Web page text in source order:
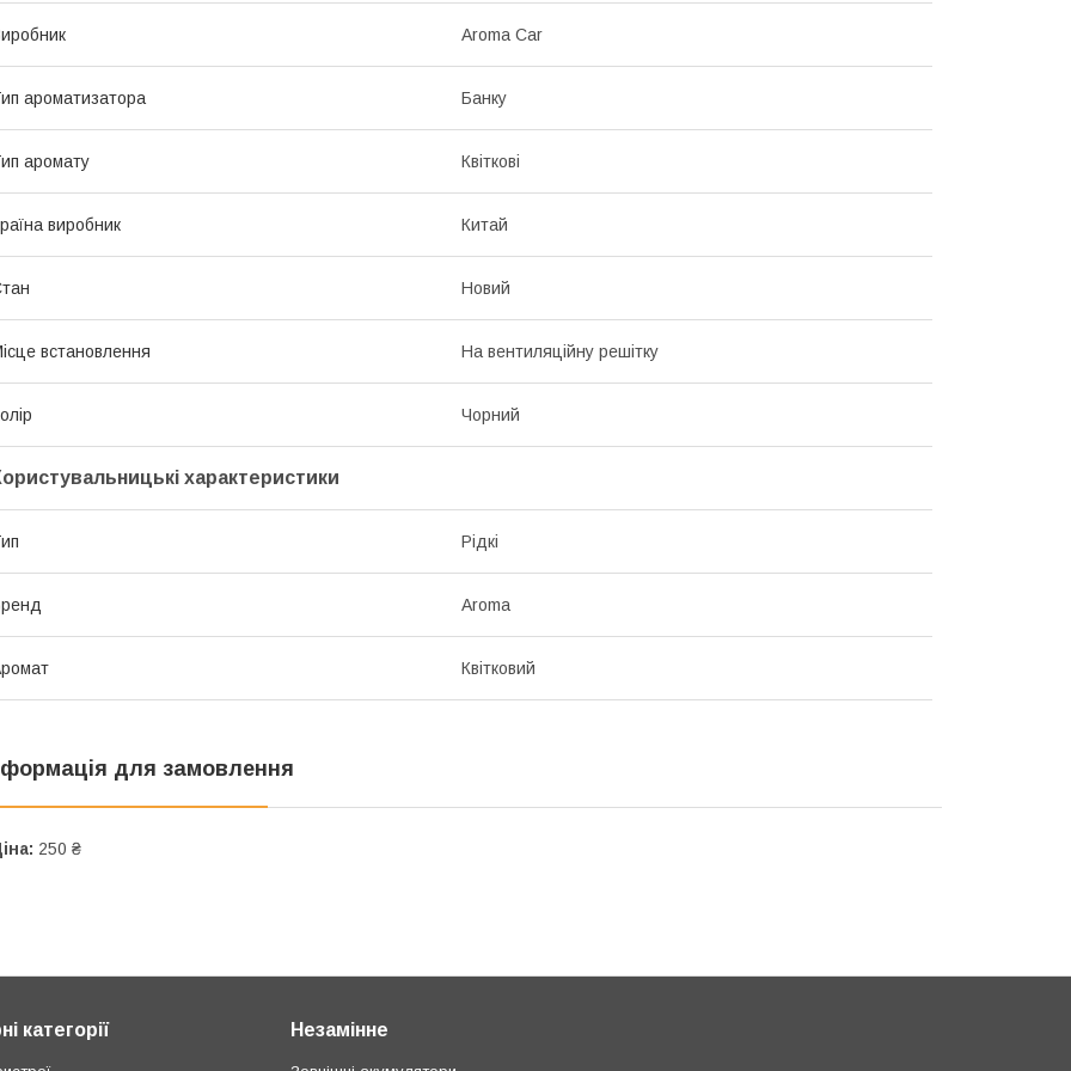
Aroma Car
ароматизатора Банку
аромату Квіткові
виробник Китай
Новий
встановлення На вентиляційну решітку
Чорний
характеристики
Рідкі
Aroma
Квітковий
для замовлення
250 ₴
категорії Незамінне